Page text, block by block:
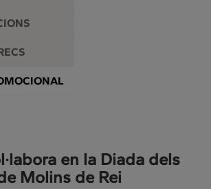
TENS UN COMPTE DIGITAL?
en la Diada dels
Molins de Rei